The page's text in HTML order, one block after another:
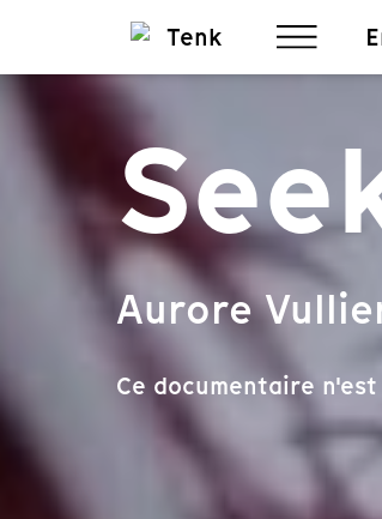
Aurore
Ce documentaire